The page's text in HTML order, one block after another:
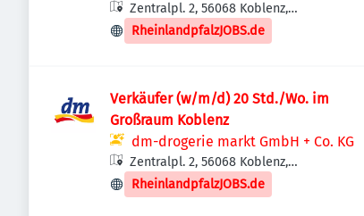
Zentralpl. 2, 56068 Koblenz,
Deutschland
RheinlandpfalzJOBS.de
Verkäufer (w/m/d) 20 Std./Wo. im
Großraum Koblenz
dm-drogerie markt GmbH + Co. KG
Zentralpl. 2, 56068 Koblenz,
Deutschland
RheinlandpfalzJOBS.de